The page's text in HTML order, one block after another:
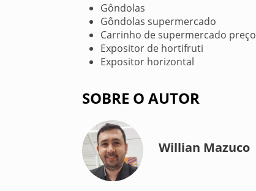
Gôndolas
Gôndolas supermercado
Carrinho de supermercado preço
Expositor de hortifruti
Expositor horizontal
SOBRE O AUTOR
Willian Mazuco